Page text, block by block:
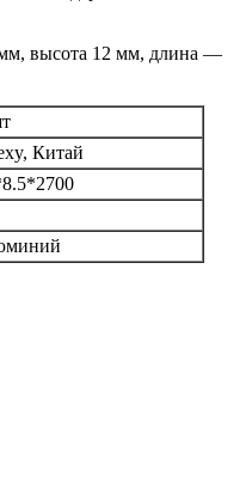
высота 12 мм, длина —
Китай